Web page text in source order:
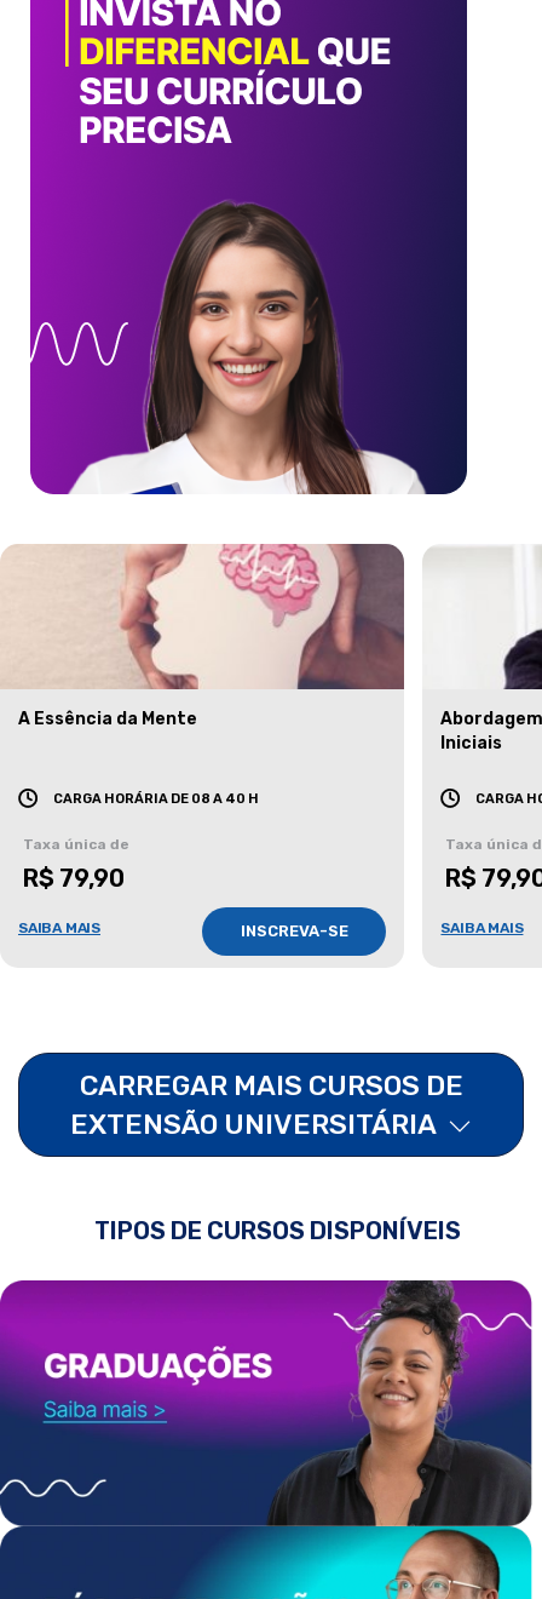
A Essência da Mente
CARGA HORÁRIA DE 08 A 40 H
Taxa única de
R$ 79,90
SAIBA MAIS INSCREVA-SE
Iniciais
CARGA
Taxa única
R$
SAIBA MAIS
CARREGAR MAIS CURSOS DE
EXTENSÃO UNIVERSITÁRIA
TIPOS DE CURSOS DISPONÍVEIS